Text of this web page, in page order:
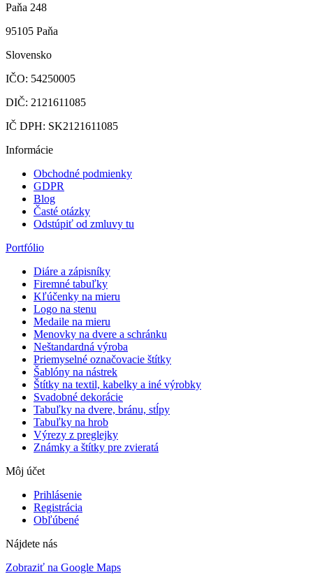
Paňa 248
95105 Paňa
Slovensko
IČO: 54250005
DIČ: 2121611085
IČ DPH: SK2121611085
Informácie
Obchodné podmienky
GDPR
Blog
Časté otázky
Odstúpiť od zmluvy tu
Portfólio
Diáre a zápisníky
Firemné tabuľky
Kľúčenky na mieru
Logo na stenu
Medaile na mieru
Menovky na dvere a schránku
Neštandardná výroba
Priemyselné označovacie štítky
Šablóny na nástrek
Štítky na textil, kabelky a iné výrobky
Svadobné dekorácie
Tabuľky na dvere, bránu, stĺpy
Tabuľky na hrob
Výrezy z preglejky
Známky a štítky pre zvieratá
Môj účet
Prihlásenie
Registrácia
Obľúbené
Nájdete nás
Zobraziť na Google Maps